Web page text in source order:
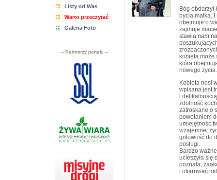
Listy od Was
Warto przeczytać
Galeria Foto
-- Partnerzy portalu --
Bóg obdarzył
bycia matką.
obejmuje o
zajmuje
stawia nam
kobieta może
która
nowego życia.
Kobieta nosi
wpisana jest
i
zdolność
zatroskane o
powołaniem
umiejętność
wzajemnej
gotowość do
posługi.
Bardzo
ucieszyła się
poznała,
i ofiarować